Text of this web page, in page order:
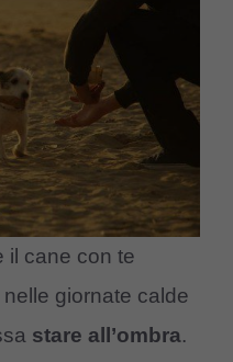
il cane con te
giornate calde
stare all’ombra.